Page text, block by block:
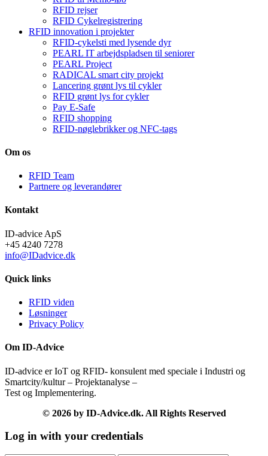
RFID rejser
RFID Cykelregistrering
RFID innovation i projekter
RFID-cykelsti med lysende dyr
PEARL IT arbejdspladsen til seniorer
PEARL Project
RADICAL smart city projekt
Lancering grønt lys til cykler
RFID grønt lys for cykler
Pay E-Safe
RFID shopping
RFID-nøglebrikker og NFC-tags
Om os
RFID Team
Partnere og leverandører
Kontakt
ID-advice ApS
+45 4240 7278
info@IDadvice.dk
Quick links
RFID viden
Løsninger
Privacy Policy
Om ID-Advice
ID-advice er IoT og RFID- konsulent med speciale i Industri og
Smartcity/kultur – Projektanalyse –
Test og Implementering.
© 2026 by ID-Advice.dk. All Rights Reserved
Log in with your credentials